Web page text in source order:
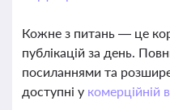
Кожне з питань — це
публікацій за день.
посиланнями та
доступні у комерційній